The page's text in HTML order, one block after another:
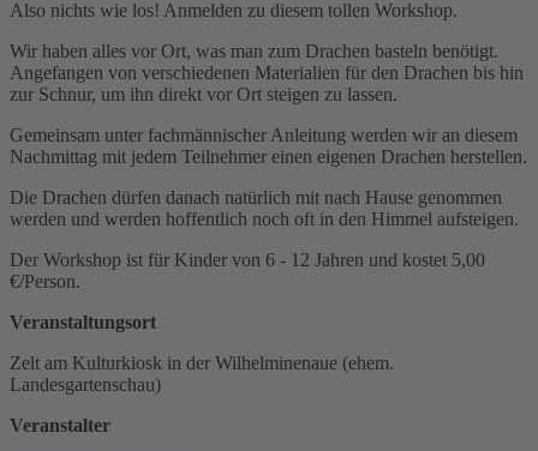
Also nichts wie los! Anmelden zu diesem tollen Workshop.
Wir haben alles vor Ort, was man zum Drachen basteln benötigt.
Angefangen von verschiedenen Materialien für den Drachen bis hin
zur Schnur, um ihn direkt vor Ort steigen zu lassen.
Gemeinsam unter fachmännischer Anleitung werden wir an diesem
Nachmittag mit jedem Teilnehmer einen eigenen Drachen herstellen.
Die Drachen dürfen danach natürlich mit nach Hause genommen
werden und werden hoffentlich noch oft in den Himmel aufsteigen.
Der Workshop ist für Kinder von 6 - 12 Jahren und kostet 5,00
€/Person.
Veranstaltungsort
Zelt am Kulturkiosk in der Wilhelminenaue (ehem.
Landesgartenschau)
Veranstalter